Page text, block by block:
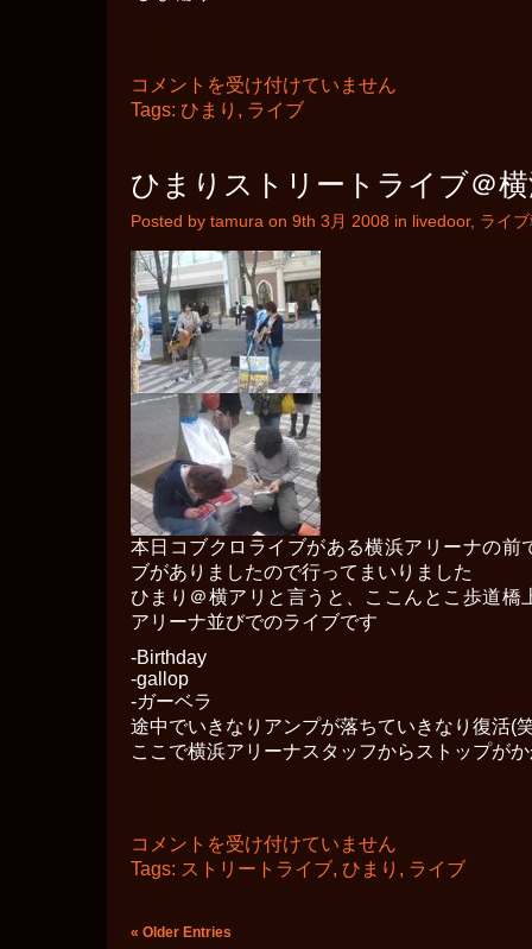
ひ
ま
木
公
園
コメントを受け付けていません
Tags: ひまり , ライブ
ひまりストリートライブ＠
Posted by tamura on 9th 3月 2008 in livedoor, ライ
本日コブクロライブがある横浜アリーナの前
ブがありましたので行ってまいりました
ひまり＠横アリと言うと、ここんとこ歩道橋
アリーナ並びでのライブです
-Birthday
-gallop
-ガーベラ
途中でいきなりアンプが落ちていきなり復活(
ここで横浜アリーナスタッフからストップが
ひ
ま
コメントを受け付けていません
Tags: ストリートライブ, ひまり , ライブ
« Older Entries